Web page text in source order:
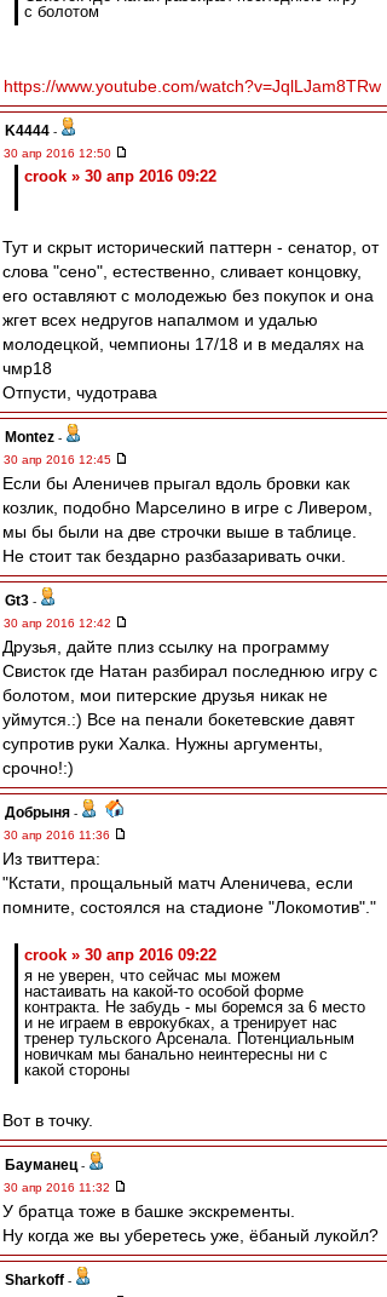
с болотом
https://www.youtube.com/watch?v=JqlLJam8TRw
K4444 -
30 апр 2016 12:50
crook » 30 апр 2016 09:22
Тут и скрыт исторический паттерн - сенатор, от
слова "сено", естественно, сливает концовку,
его оставляют с молодежью без покупок и она
жгет всех недругов напалмом и удалью
молодецкой, чемпионы 17/18 и в медалях на
чмр18
Отпусти, чудотрава
Montez -
30 апр 2016 12:45
Если бы Аленичев прыгал вдоль бровки как
козлик, подобно Марселино в игре с Ливером,
мы бы были на две строчки выше в таблице.
Не стоит так бездарно разбазаривать очки.
Gt3 -
30 апр 2016 12:42
Друзья, дайте плиз ссылку на программу
Свисток где Натан разбирал последнюю игру с
болотом, мои питерские друзья никак не
уймутся.:) Все на пенали бокетевские давят
супротив руки Халка. Нужны аргументы,
срочно!:)
Добрыня -
30 апр 2016 11:36
Из твиттера:
"Кстати, прощальный матч Аленичева, если
помните, состоялся на стадионе "Локомотив"."
crook » 30 апр 2016 09:22
я не уверен, что сейчас мы можем
настаивать на какой-то особой форме
контракта. Не забудь - мы боремся за 6 место
и не играем в еврокубках, а тренирует нас
тренер тульского Арсенала. Потенциальным
новичкам мы банально неинтересны ни с
какой стороны
Вот в точку.
Бауманец -
30 апр 2016 11:32
У братца тоже в башке экскременты.
Ну когда же вы уберетесь уже, ёбаный лукойл?
Sharkoff -